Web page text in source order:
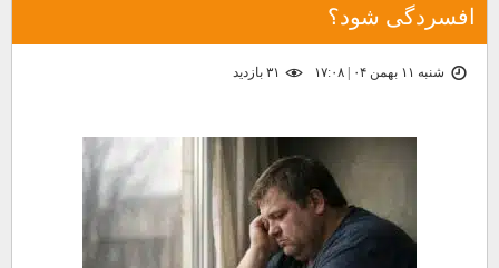
افسردگی شود؟
شنبه ۱۱ بهمن ۰۴ | ۱۷:۰۸